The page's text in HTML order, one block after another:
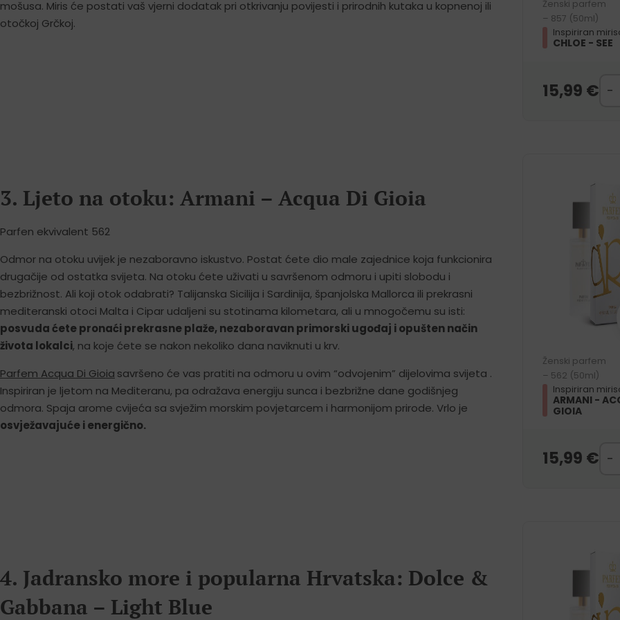
mošusa. Miris će postati vaš vjerni dodatak pri otkrivanju povijesti i prirodnih kutaka u kopnenoj ili
otočkoj Grčkoj.
Ženski parfem
– 857 (50ml)
Inspiriran
CHLOE - SEE
15,99 €
3. Ljeto na otoku: Armani – Acqua Di Gioia
Parfen ekvivalent 562
Odmor na otoku uvijek je nezaboravno iskustvo. Postat ćete dio male zajednice koja funkcionira
drugačije od ostatka svijeta. Na otoku ćete uživati u savršenom odmoru i upiti slobodu i
bezbrižnost. Ali koji otok odabrati? Talijanska Sicilija i Sardinija, španjolska Mallorca ili prekrasni
mediteranski otoci Malta i Cipar udaljeni su stotinama kilometara, ali u mnogočemu su isti:
posvuda ćete pronaći prekrasne plaže, nezaboravan primorski ugođaj i opušten način
života lokalci, na koje ćete se nakon nekoliko dana naviknuti u krv.
Parfem Acqua Di Gioia savršeno će vas pratiti na odmoru u ovim “odvojenim” dijelovima svijeta .
Inspiriran je ljetom na Mediteranu, pa odražava energiju sunca i bezbrižne dane godišnjeg
odmora. Spaja arome cvijeća sa svježim morskim povjetarcem i harmonijom prirode. Vrlo je
osvježavajuće i energično.
Ženski parfem
– 562 (50ml)
Inspiriran
ARMANI -
GIOIA
15,99 €
4. Jadransko more i popularna Hrvatska: Dolce &
Gabbana – Light Blue